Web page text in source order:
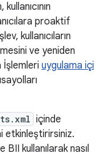
proaktif
kullanıcıların
ve yeniden
İşlemleri uygulama içi
içinde
etkinleştirirsiniz.
kullanılarak nasıl